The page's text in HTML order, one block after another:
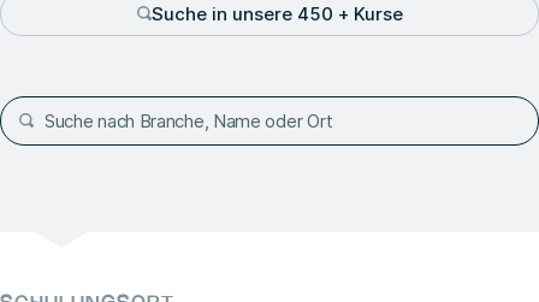
Suche in unsere 450 + Kurse